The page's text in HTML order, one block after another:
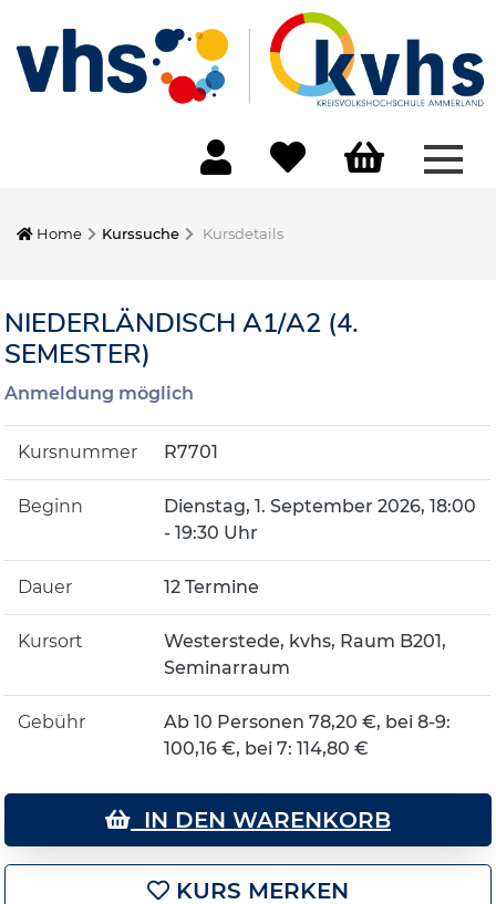
Home Kurssuche Kursdetails
NIEDERLÄNDISCH A1/A2 (4.
SEMESTER)
Anmeldung möglich
Kursnummer R7701
Beginn
Dienstag, 1. September 2026, 18:00
- 19:30 Uhr
Dauer 12 Termine
Kursort
Westerstede, kvhs, Raum B201,
Seminarraum
Gebühr
Ab 10 Personen 78,20 €, bei 8-9:
100,16 €, bei 7: 114,80 €
IN DEN WARENKORB
KURS MERKEN